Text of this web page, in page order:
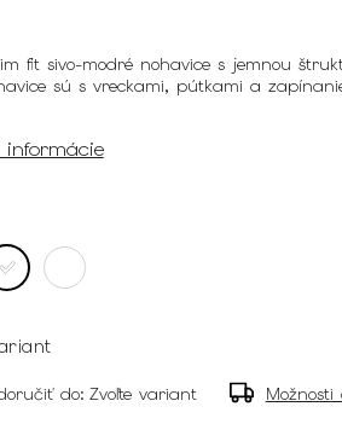
fit sivo-modré nohavice s jemnou
sú s vreckami, pútkami a
informácie
do: Zvoľte variant